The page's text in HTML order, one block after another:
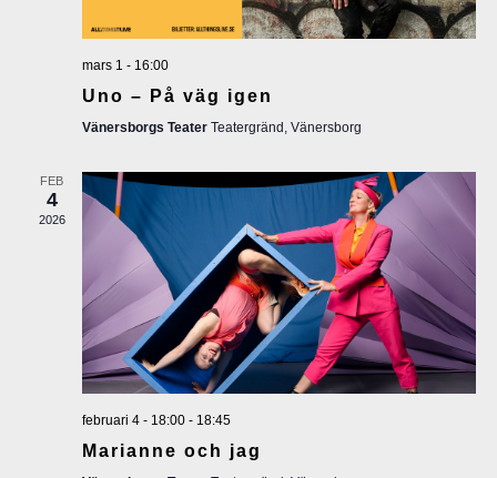
h
d
V
i
e
w
r
mars 1 - 16:00
Uno – På väg igen
Vänersborgs Teater Teatergränd, Vänersborg
FEB
4
2026
februari 4 - 18:00- 18:45
Marianne och jag